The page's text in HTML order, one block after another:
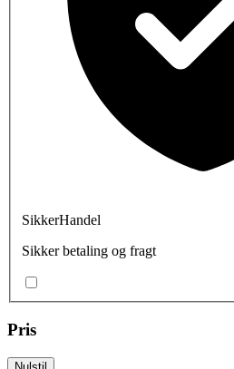
SikkerHandel
Sikker betaling og fragt
Pris